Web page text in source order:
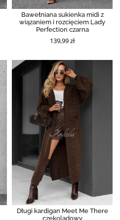
Bawełniana sukienka midi z
wiązaniem i rozcięciem Lady
Perfection czarna
139,99 zł
Długi kardigan Meet Me There
czekoladowy